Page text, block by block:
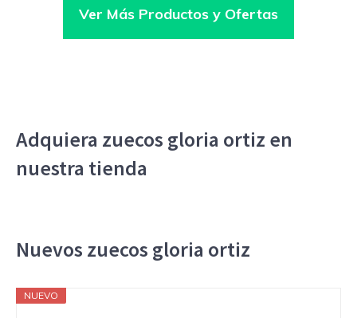
Ver Más Productos y Ofertas
Adquiera zuecos gloria ortiz en
nuestra tienda
Nuevos zuecos gloria ortiz
NUEVO